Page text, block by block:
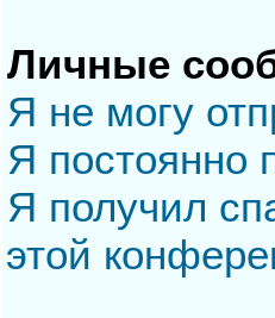
Личные
Я не могу
Я постоянно
Я получил
этой